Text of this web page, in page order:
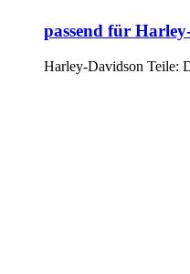
passend für
Harley-Davidson Teile: